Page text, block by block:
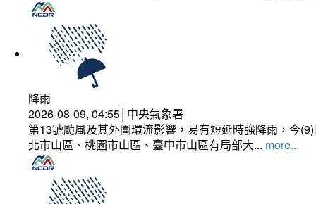
降雨
2026-08-09, 04:55│中央氣象署
第13號颱風及其外圍環流影響，易有短延時強降雨，今
北市山區、桃園市山區、臺中市山區有局部大... more...